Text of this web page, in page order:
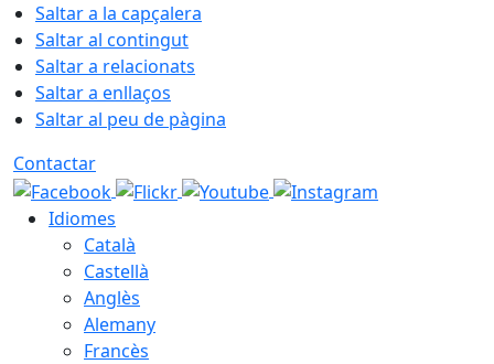
Saltar a la capçalera
Saltar al contingut
Saltar a relacionats
Saltar a enllaços
Saltar al peu de pàgina
Contactar
Idiomes
Català
Castellà
Anglès
Alemany
Francès